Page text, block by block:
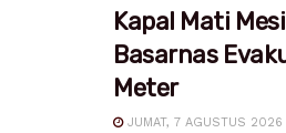
Kapal Mati
Basarnas
Meter
JUMAT, 7 AGUSTUS